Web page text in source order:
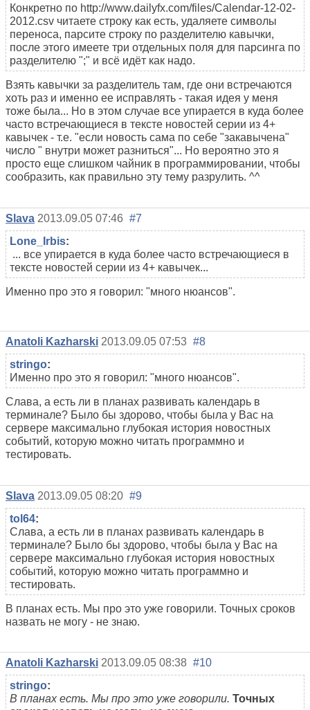
Конкретно по http://www.dailyfx.com/files/Calendar-12-02-
2012.csv читаете строку как есть, удаляете символы
переноса, парсите строку по разделителю кавычки,
после этого имеете три отдельных поля для парсинга по
разделителю ";" и всё идёт как надо.
Взять кавычки за разделитель там, где они встречаются
хоть раз и именно ее исправлять - такая идея у меня
тоже была... Но в этом случае все упирается в куда более
часто встречающиеся в тексте новостей серии из 4+
кавычек - т.е. "если новость сама по себе "закавычена"
число " внутри может разниться"... Но вероятно это я
просто еще слишком чайник в программировании, чтобы
сообразить, как правильно эту тему разрулить. ^^
Slava 2013.09.05 07:46 #7
Lone_Irbis:
... все упирается в куда более часто встречающиеся в
тексте новостей серии из 4+ кавычек...
Именно про это я говорил: "много нюансов".
Anatoli Kazharski 2013.09.05 07:53 #8
stringo:
Именно про это я говорил: "много нюансов".
Слава, а есть ли в планах развивать календарь в
терминале? Было бы здорово, чтобы была у Вас на
сервере максимально глубокая история новостных
событий, которую можно читать программно и
тестировать.
Slava 2013.09.05 08:20 #9
tol64:
Слава, а есть ли в планах развивать календарь в
терминале? Было бы здорово, чтобы была у Вас на
сервере максимально глубокая история новостных
событий, которую можно читать программно и
тестировать.
В планах есть. Мы про это уже говорили. Точных сроков
назвать не могу - не знаю.
Anatoli Kazharski 2013.09.05 08:38 #10
stringo:
В планах есть. Мы про это уже говорили. Точных